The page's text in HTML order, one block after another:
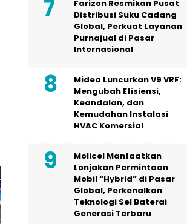
Farizon Resmikan Pusat
Distribusi Suku Cadang
Global, Perkuat Layanan
Purnajual di Pasar
Internasional
Midea Luncurkan V9 VRF:
Mengubah Efisiensi,
Keandalan, dan
Kemudahan Instalasi
HVAC Komersial
Molicel Manfaatkan
Lonjakan Permintaan
Mobil “Hybrid” di Pasar
Global, Perkenalkan
Teknologi Sel Baterai
Generasi Terbaru